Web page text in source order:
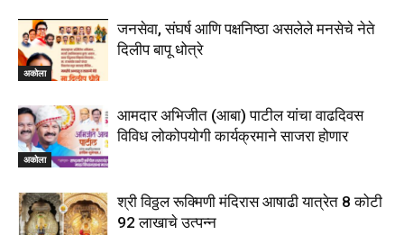
अकोला
जनसेवा, संघर्ष आणि पक्षनिष्ठा असलेले मनसेचे नेते
दिलीप बापू धोत्रे
अकोला
आमदार अभिजीत (आबा) पाटील यांचा वाढदिवस
विविध लोकोपयोगी कार्यक्रमाने साजरा होणार
श्री विठ्ठल रूक्मिणी मंदिरास आषाढी यात्रेत 8 कोटी
92 लाखाचे उत्पन्न